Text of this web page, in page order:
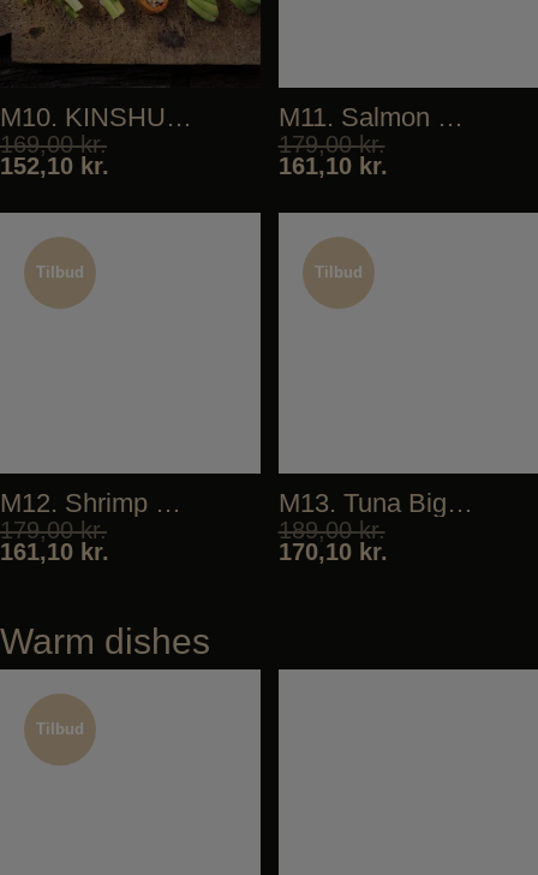
M10. KINSHU (vegan)
169,00kr.
152,10 kr.
M11. Salmon Biggie
179,00kr.
161,10 kr.
Tilbud
Tilbud
M12. Shrimp Biggie
179,00kr.
161,10 kr.
Tilbud
Tilbud
M13. Tuna Biggie
189,00kr.
170,10 kr.
Warm dishes
Tilbud